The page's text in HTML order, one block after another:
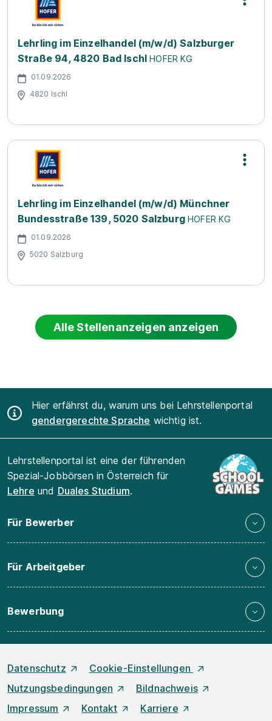
Lehrling im Einzelhandel (m/w/d) Salzburger
Straße 94, 4820 Bad Ischl HOFER KG
01.09.2026
4820 Ischl
Lehrling im Einzelhandel (m/w/d) Münchner
Bundesstraße 139, 5020 Salzburg HOFER KG
01.09.2026
5020 Salzburg
Alle Stellenanzeigen anzeigen
Hier erfährst du, warum uns bei Lehrstellenportal
gendergerechte Sprache wichtig ist.
Lehrstellenportal ist eine der führenden
Spezial-Jobbörsen in Österreich für
Lehre und Duales Studium.
Für Bewerber
Für Arbeitgeber
Bewerbung
Datenschutz
Cookie-Einstellungen
Nutzungsbedingungen
Bildnachweis
Impressum
Kontakt Karriere